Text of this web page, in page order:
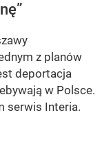
z planów
deportacja
w Polsce.
serwis Interia.